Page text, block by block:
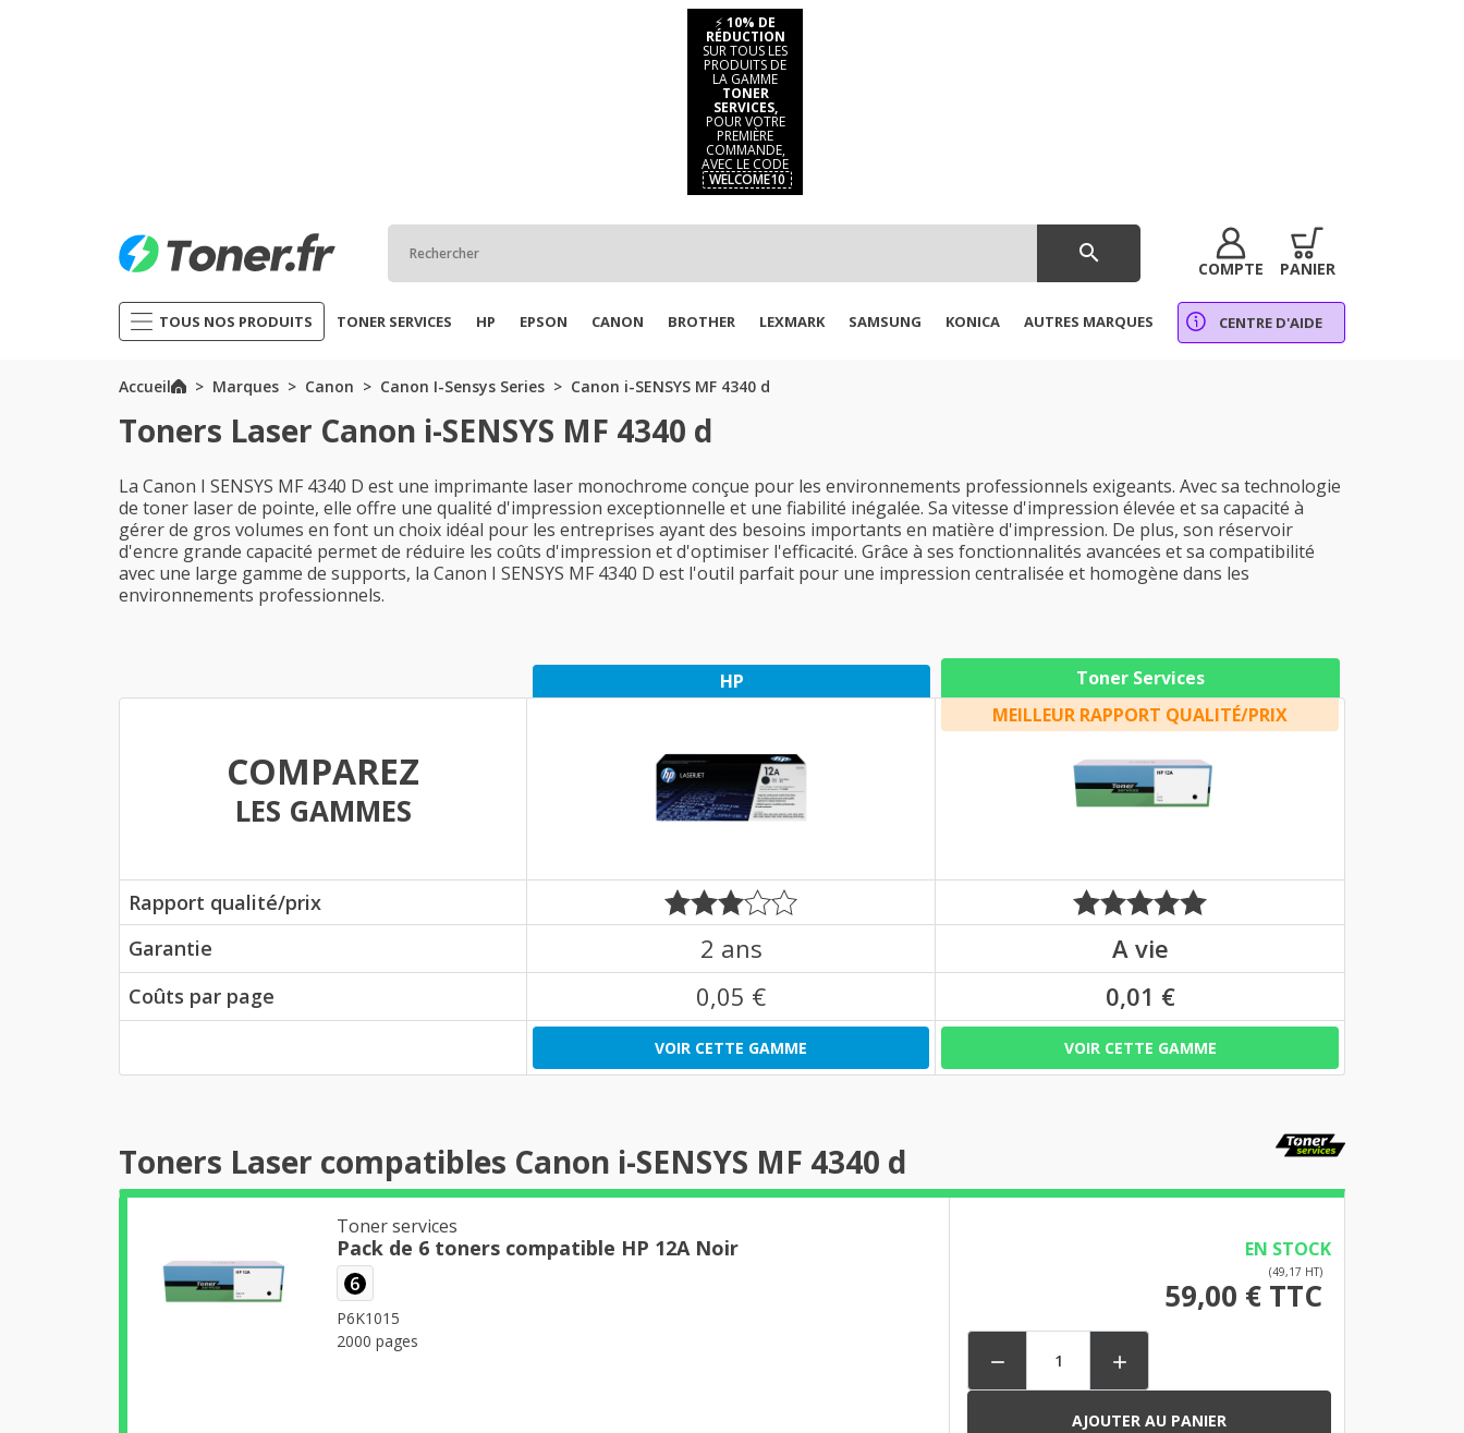
⚡ 10% DE
RÉDUCTION
SUR TOUS LES
PRODUITS DE
LA GAMME
TONER
SERVICES,
POUR VOTRE
PREMIÈRE
COMMANDE,
AVEC LE CODE
WELCOME10
search
COMPTE PANIER
TOUS NOS PRODUITS TONER SERVICES HP EPSON CANON BROTHER LEXMARK SAMSUNG KONICA AUTRES MARQUES CENTRE D'AIDE
Accueil Marques Canon Canon I-Sensys Series Canon i-SENSYS MF 4340 d
Toners Laser Canon i-SENSYS MF 4340 d
La Canon I SENSYS MF 4340 D est une imprimante laser monochrome conçue pour les environnements professionnels exigeants. Avec sa technologie
de toner laser de pointe, elle offre une qualité d'impression exceptionnelle et une fiabilité inégalée. Sa vitesse d'impression élevée et sa capacité à
gérer de gros volumes en font un choix idéal pour les entreprises ayant des besoins importants en matière d'impression. De plus, son réservoir
d'encre grande capacité permet de réduire les coûts d'impression et d'optimiser l'efficacité. Grâce à ses fonctionnalités avancées et sa compatibilité
avec une large gamme de supports, la Canon I SENSYS MF 4340 D est l'outil parfait pour une impression centralisée et homogène dans les
environnements professionnels.
HP Toner Services
COMPAREZ
LES GAMMES
MEILLEUR RAPPORT QUALITÉ/PRIX
Rapport qualité/prix
Garantie
2 ans A vie
Coûts par page 0,05 € 0,01 €
VOIR CETTE GAMME VOIR CETTE GAMME
Toners Laser compatibles Canon i-SENSYS MF 4340 d
Toner services
Pack de 6 toners compatible HP 12A Noir
6
P6K1015
2000 pages
EN STOCK
(49,17 HT)
59,00 € TTC
 
AJOUTER AU PANIER